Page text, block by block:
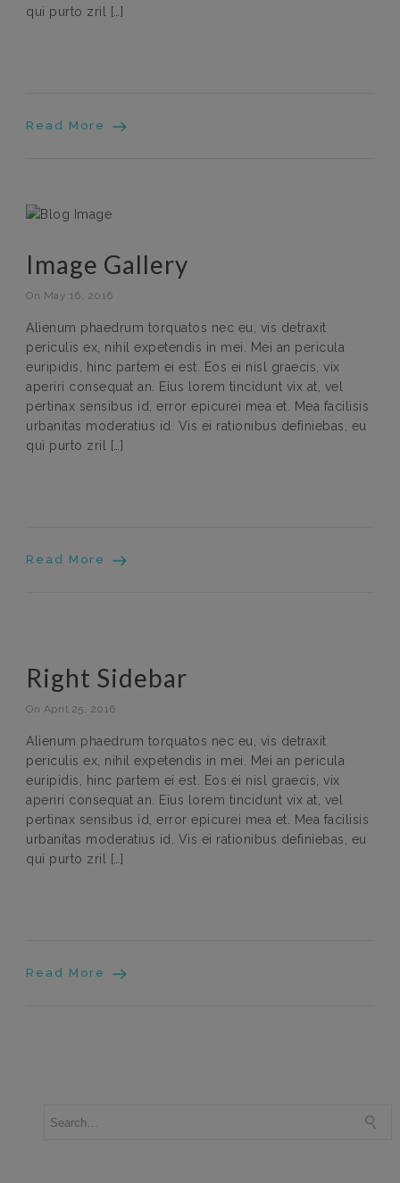
qui purto zril […]
Read More
Image Gallery
On May 16, 2016
Alienum phaedrum torquatos nec eu, vis detraxit
periculis ex, nihil expetendis in mei. Mei an pericula
euripidis, hinc partem ei est. Eos ei nisl graecis, vix
aperiri consequat an. Eius lorem tincidunt vix at, vel
pertinax sensibus id, error epicurei mea et. Mea facilisis
urbanitas moderatius id. Vis ei rationibus definiebas, eu
qui purto zril […]
Read More
Right Sidebar
On April 25, 2016
Alienum phaedrum torquatos nec eu, vis detraxit
periculis ex, nihil expetendis in mei. Mei an pericula
euripidis, hinc partem ei est. Eos ei nisl graecis, vix
aperiri consequat an. Eius lorem tincidunt vix at, vel
pertinax sensibus id, error epicurei mea et. Mea facilisis
urbanitas moderatius id. Vis ei rationibus definiebas, eu
qui purto zril […]
Read More